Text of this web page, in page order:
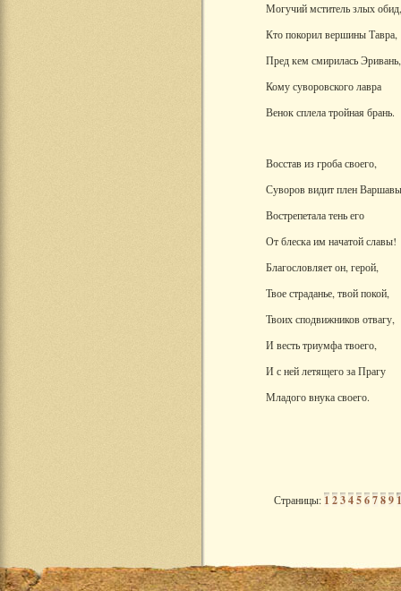
Могучий мститель злых обид,
Кто покорил вершины Тавра,
Пред кем смирилась Эривань,
Кому суворовского лавра
Венок сплела тройная брань.
Восстав из гроба своего,
Суворов видит плен
Вострепетала тень его
От блеска им начатой славы!
Благословляет он, герой,
Твое страданье, твой покой,
Твоих сподвижников отвагу,
И весть триумфа твоего,
И с ней летящего за Прагу
Младого внука своего.
Страницы:1 23456789